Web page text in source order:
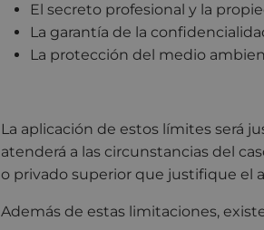
El secreto profesional y la
La garantía de la
La protección del medio
La aplicación de estos límites será
atenderá a las circunstancias del
o privado superior que justifique el
Además de estas limitaciones,